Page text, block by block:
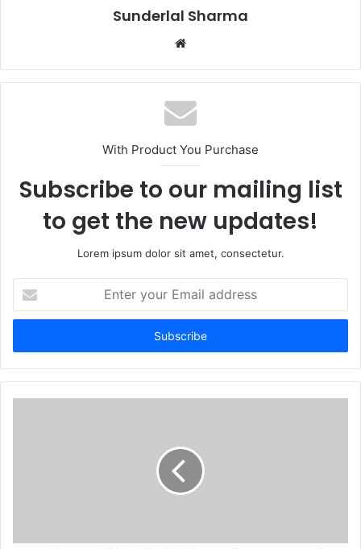
Sunderlal Sharma
Website
With Product You Purchase
Subscribe to our mailing list
to get the new updates!
Lorem ipsum dolor sit amet, consectetur.
your
Email